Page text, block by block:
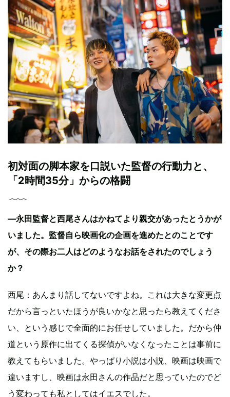
初対面の脚本家を口説いた監督の行動力と、
「2時間35分」からの格闘
—永田監督と西尾さんはかねてより親交があったとうかが
いました。監督自ら映画化の企画を進めたとのことです
が、その際お二人はどのようなお話をされたのでしょう
か？
西尾：あんまり話してないですよね。これは大きな変更点
だから言っといたほうが良いかなと思ったら教えてくださ
い、という感じで全面的にお任せしていました。だから仲
道という原作に出てくる探偵がいなくなったことは事前に
教えてもらいました。やっぱり小説は小説、映画は映画で
違いますし、映画は永田さんの作品だと思っていたのでど
う変わっても私としてはイエスでした。